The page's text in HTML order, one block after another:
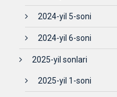
2024-yil 5-soni
2024-yil 6-soni
2025-yil sonlari
2025-yil 1-soni